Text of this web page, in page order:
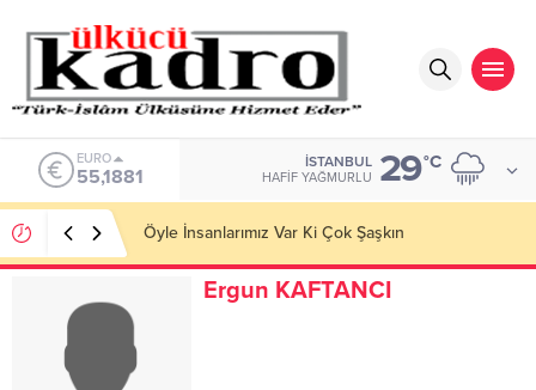
ALTIN
6.660,55
İSTANBUL
HAFIF YAĞMURLU 29°C
SOSYOLOJİK DÜŞÜNMEK Toplumsal Gerçekliğin
İnşası
Ergun KAFTANCI